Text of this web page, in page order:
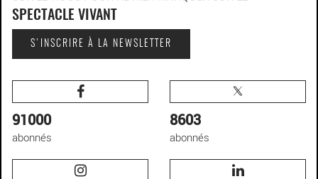
SPECTACLE VIVANT
S'INSCRIRE À LA NEWSLETTER
91000
abonnés
8603
abonnés